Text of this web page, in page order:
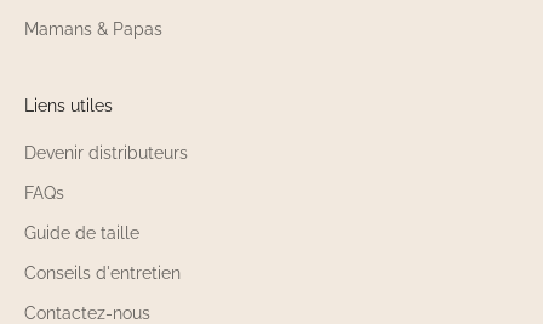
Mamans & Papas
Liens utiles
Devenir distributeurs
FAQs
Guide de taille
Conseils d'entretien
Contactez-nous